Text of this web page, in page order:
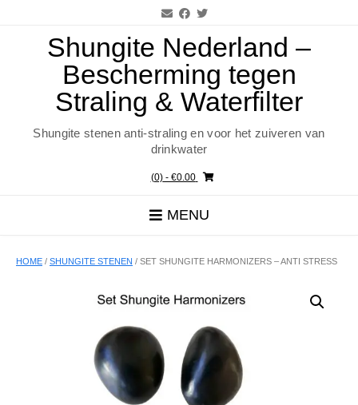
Shungite Nederland –
Bescherming tegen
Straling & Waterfilter
Shungite stenen anti-straling en voor het zuiveren van
drinkwater
(0)- €0.00
MENU
HOME / SHUNGITE STENEN / SET SHUNGITE HARMONIZERS – ANTI STRESS